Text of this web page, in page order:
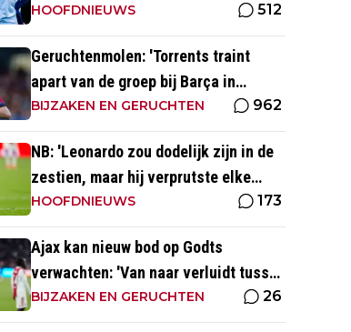
HOOFDNIEUWS 512
Geruchtenmolen: 'Torrents traint
apart van de groep bij Barça in
verband met mogelijke transfer'
BIJZAKEN EN GERUCHTEN 962
NB: 'Leonardo zou dodelijk zijn in de
zestien, maar hij verprutste elke
kans'
HOOFDNIEUWS 173
Ajax kan nieuw bod op Godts
verwachten: 'Van naar verluidt tussen
de 50 en 55 miljoen euro'
BIJZAKEN EN GERUCHTEN 26